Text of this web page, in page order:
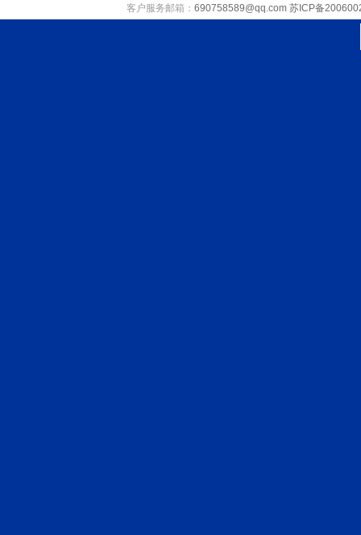
客户服务邮箱： 690758589@qq.com 苏ICP备